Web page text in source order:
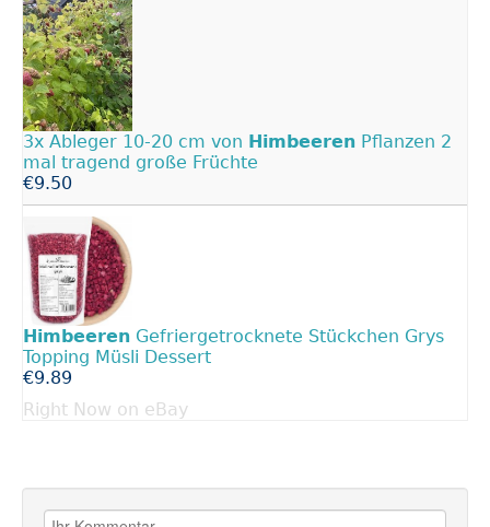
3x Ableger 10-20 cm von Himbeeren Pflanzen 2
mal tragend große Früchte
€9.50
Himbeeren Gefriergetrocknete Stückchen Grys
Topping Müsli Dessert
€9.89
Right Now on eBay